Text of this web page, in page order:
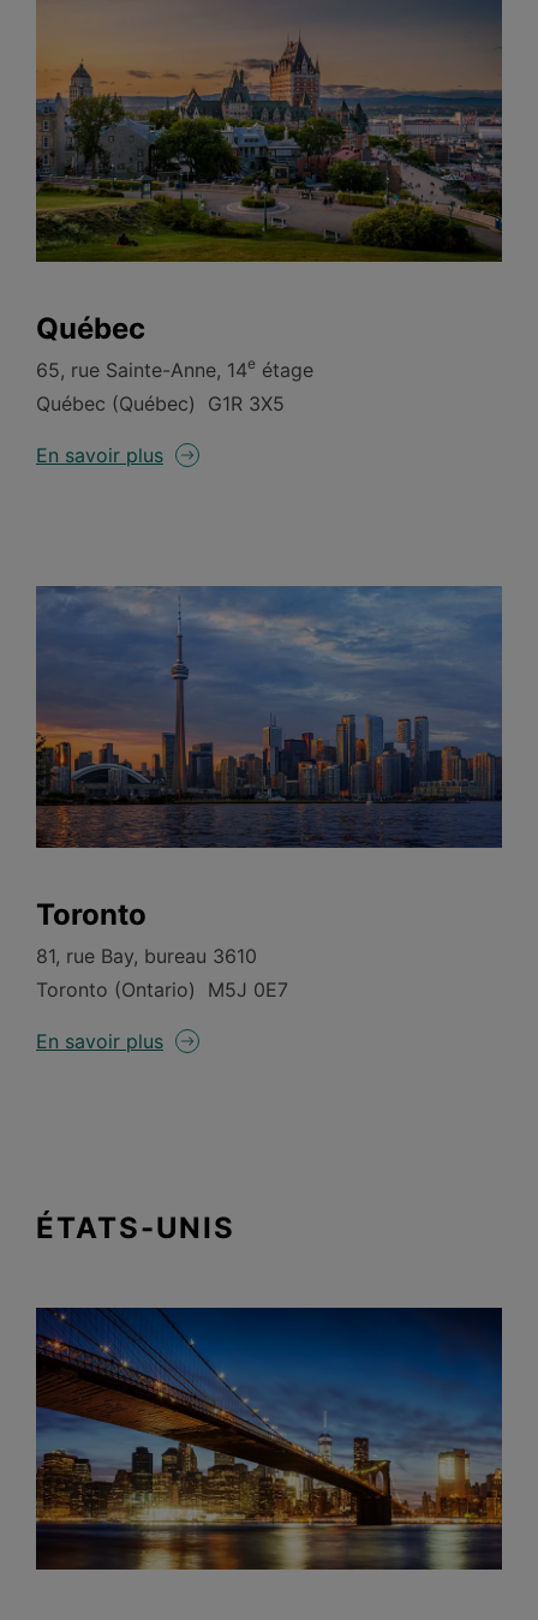
Québec
65, rue Sainte-Anne, 14e étage
Québec (Québec) G1R 3X5
En savoir plus
Toronto
81, rue Bay, bureau 3610
Toronto (Ontario) M5J 0E7
En savoir plus
ÉTATS-UNIS